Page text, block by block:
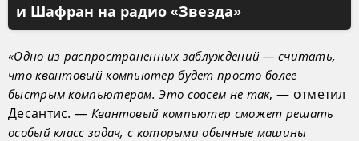
и Шафран на радио «Звезда»
«Одно из распространенных заблуждений — считать,
что квантовый компьютер будет просто более
быстрым компьютером. Это совсем не так, — отметил
Десантис. — Квантовый компьютер сможет решать
особый класс задач, с которыми обычные машины